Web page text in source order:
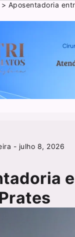
> Aposentadoria
- julho 8, 2026